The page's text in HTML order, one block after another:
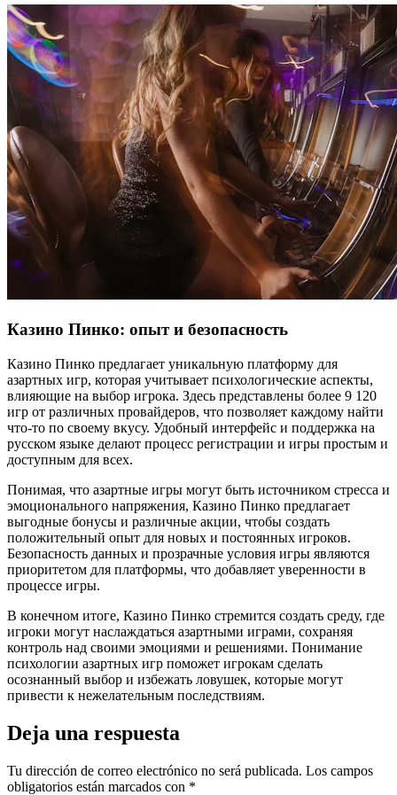
Казино Пинко: опыт и безопасность
Казино Пинко предлагает уникальную платформу для
азартных игр, которая учитывает психологические аспекты,
влияющие на выбор игрока. Здесь представлены более 9 120
игр от различных провайдеров, что позволяет каждому найти
что-то по своему вкусу. Удобный интерфейс и поддержка на
русском языке делают процесс регистрации и игры простым и
доступным для всех.
Понимая, что азартные игры могут быть источником стресса и
эмоционального напряжения, Казино Пинко предлагает
выгодные бонусы и различные акции, чтобы создать
положительный опыт для новых и постоянных игроков.
Безопасность данных и прозрачные условия игры являются
приоритетом для платформы, что добавляет уверенности в
процессе игры.
В конечном итоге, Казино Пинко стремится создать среду, где
игроки могут наслаждаться азартными играми, сохраняя
контроль над своими эмоциями и решениями. Понимание
психологии азартных игр поможет игрокам сделать
осознанный выбор и избежать ловушек, которые могут
привести к нежелательным последствиям.
Deja una respuesta
Tu dirección de correo electrónico no será publicada. Los campos
obligatorios están marcados con *